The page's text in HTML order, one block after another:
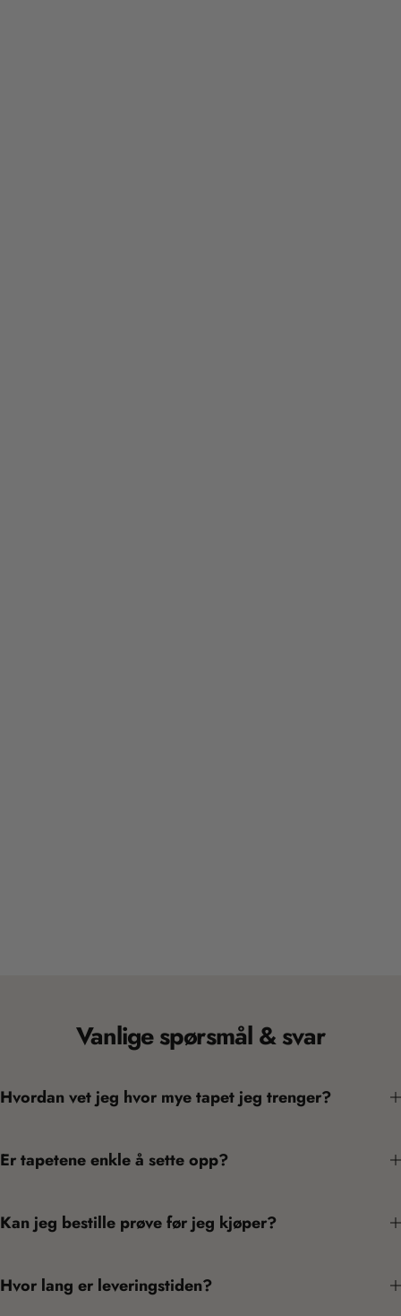
Vanlige spørsmål & svar
Hvordan vet jeg hvor mye tapet jeg trenger?
Er tapetene enkle å sette opp?
Kan jeg bestille prøve før jeg kjøper?
Hvor lang er leveringstiden?